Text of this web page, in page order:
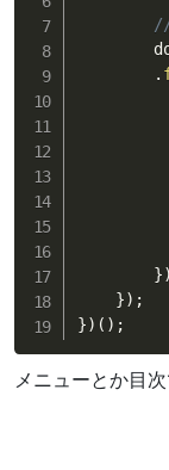
//
.
})
}) ;
}) ( ) ;
メニューとか目